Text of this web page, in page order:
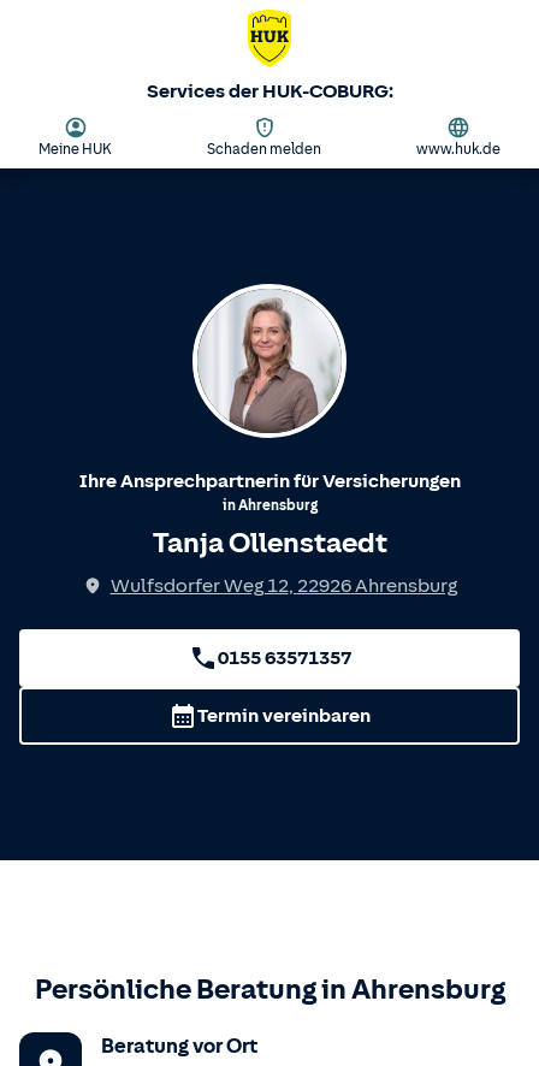
Services der HUK-COBURG:
Meine HUK Schaden melden www.huk.de
Ihre Ansprechpartnerin für Versicherungen
inAhrensburg
Tanja Ollenstaedt
Wulfsdorfer Weg 12, 22926Ahrensburg
0155 63571357
Termin vereinbaren
Persönliche Beratung inAhrensburg
Beratung vor Ort